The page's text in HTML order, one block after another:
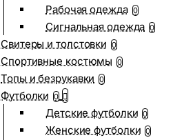
Рабочая одежда 0
Сигнальная одежда 0
Свитеры и толстовки 0
Спортивные костюмы 0
Топы и безрукавки 0
Футболки 0
Детские футболки 0
Женские футболки 0